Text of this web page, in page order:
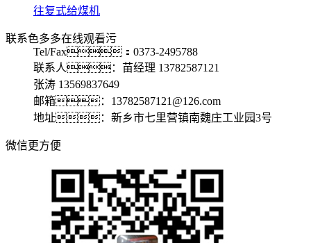
往复式给煤机
联系色多多在线观看污
Tel/Fax：0373-2495788
联系人：苗经理 13782587121
张涛 13569837649
邮箱：13782587121@126.com
地址：新乡市七里营镇南魏庄工业园3号
微信更方便